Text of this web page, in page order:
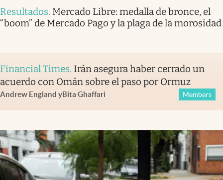
Resultados. Mercado Libre: medalla de bronce, el
“boom” de Mercado Pago y la plaga de la morosidad
Financial Times. Irán asegura haber cerrado un
acuerdo con Omán sobre el paso por Ormuz
Andrew England yBita Ghaffari Members